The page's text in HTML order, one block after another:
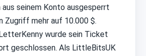
seinem Konto ausgesperrt
Zugriff mehr auf 10.000 $.
wurde sein Ticket
geschlossen. Als LittleBitsUK